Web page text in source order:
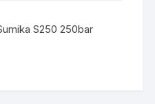
S250 250bar